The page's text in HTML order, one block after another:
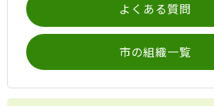
よくある質問
市の組織一覧